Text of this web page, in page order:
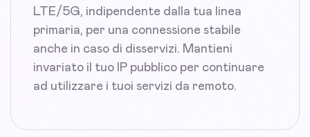
LTE/5G, indipendente dalla tua linea
primaria, per una connessione stabile
anche in caso di disservizi. Mantieni
invariato il tuo IP pubblico per continuare
ad utilizzare i tuoi servizi da remoto.